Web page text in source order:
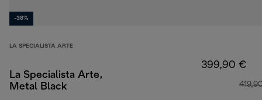
-38%
LA SPECIALISTA ARTE
La Specialista Arte,
Metal Black
399,90 €